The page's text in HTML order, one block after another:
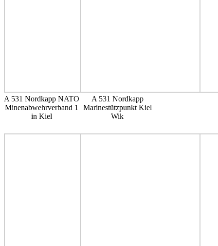
A 531 Nordkapp NATO
Minenabwehrverband 1
in Kiel
A 531 Nordkapp
Marinestützpunkt Kiel
Wik